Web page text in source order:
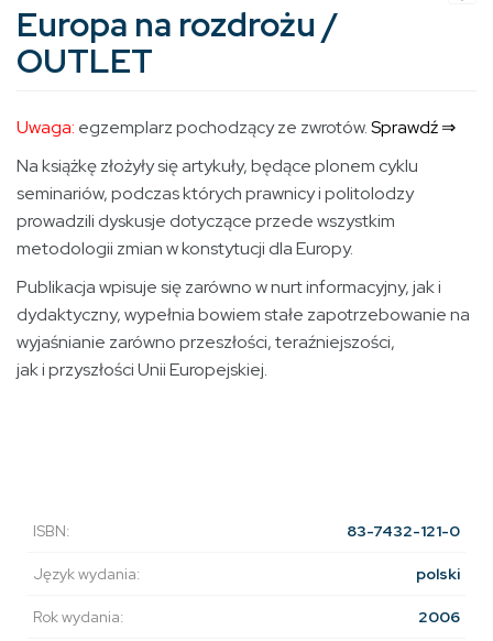
Europa na rozdrożu /
OUTLET
Uwaga: egzemplarz pochodzący ze zwrotów.Sprawdź ⇒
Na książkę złożyły się artykuły, będące plonem cyklu
seminariów, podczas których prawnicy i politolodzy
prowadzili dyskusje dotyczące przede wszystkim
metodologii zmian w konstytucji dla Europy.
Publikacja wpisuje się zarówno w nurt informacyjny, jak i
dydaktyczny, wypełnia bowiem stałe zapotrzebowanie na
wyjaśnianie zarówno przeszłości, teraźniejszości,
jak i przyszłości Unii Europejskiej.
ISBN: 83-7432-121-0
Język wydania: polski
Rok wydania: 2006